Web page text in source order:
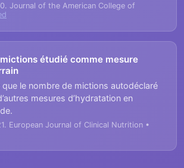
Journal of the American College of
étudié comme mesure
que le nombre de mictions autodéclaré
mesures d’hydratation en
European Journal of Clinical Nutrition •